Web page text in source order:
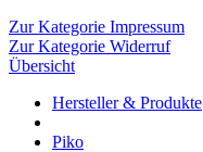
Zur Kategorie Impressum
Zur Kategorie Widerruf
Übersicht
Hersteller & Produkte
Piko